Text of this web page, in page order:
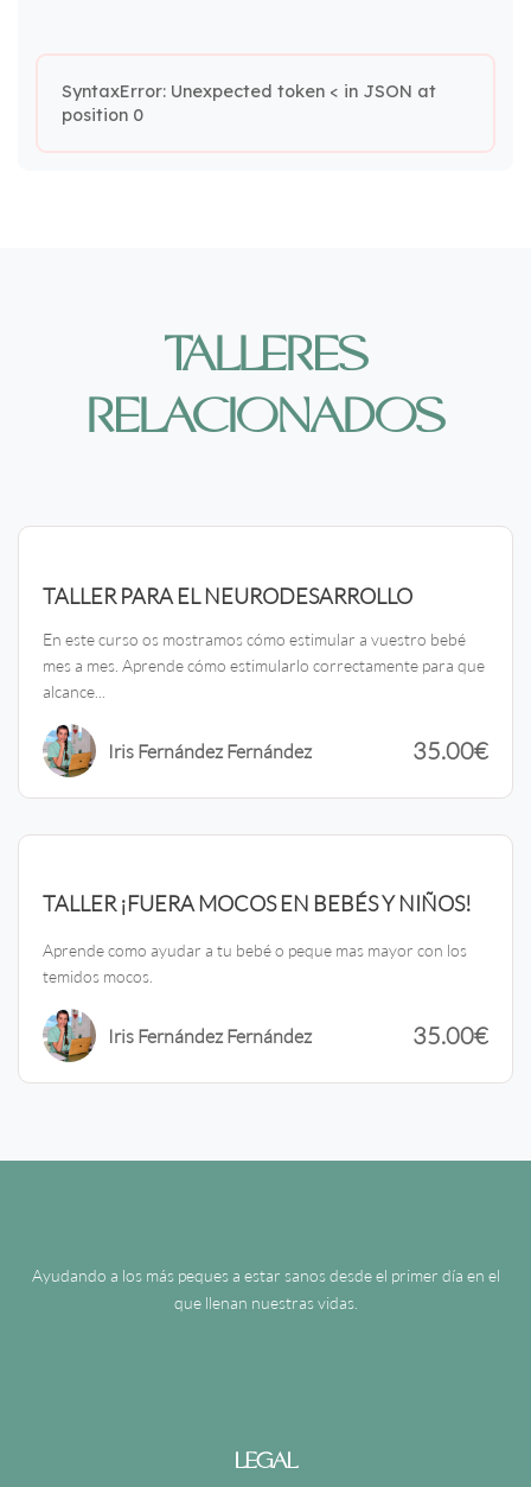
SyntaxError: Unexpected token < in JSON at
position 0
TALLERES
RELACIONADOS
TALLER PARA EL NEURODESARROLLO
En este curso os mostramos cómo estimular a vuestro bebé
mes a mes. Aprende cómo estimularlo correctamente para que
alcance...
Iris Fernández Fernández 35.00€
TALLER ¡FUERA MOCOS EN BEBÉS Y NIÑOS!
Aprende como ayudar a tu bebé o peque mas mayor con los
temidos mocos.
Iris Fernández Fernández 35.00€
Ayudando a los más peques a estar sanos desde el primer día en el
que llenan nuestras vidas.
LEGAL